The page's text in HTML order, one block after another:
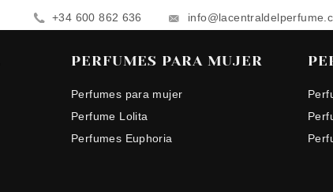
+34 600 862 636
PERFUMES PARA MUJER
Perfumes para mujer
Perfume Lolita
Perfumes Euphoria